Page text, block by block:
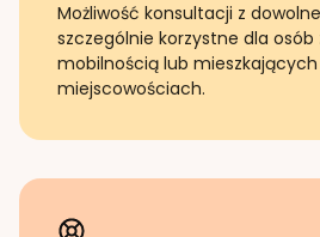
Możliwość konsultacji z
szczególnie korzystne dla
mobilnością lub
miejscowościach.